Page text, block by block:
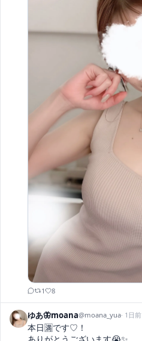
1 8
ゆあ🦋moana@moana_yua· 1日前
本日🈵です♡！
ありがとうございます😭✨